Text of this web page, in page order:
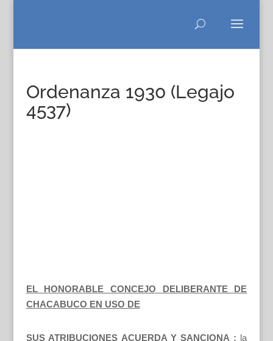
Ordenanza 1930 (Legajo
4537)
EL HONORABLE CONCEJO DELIBERANTE DE
CHACABUCO EN USO DE
SUS ATRIBUCIONES ACUERDA Y SANCIONA : la